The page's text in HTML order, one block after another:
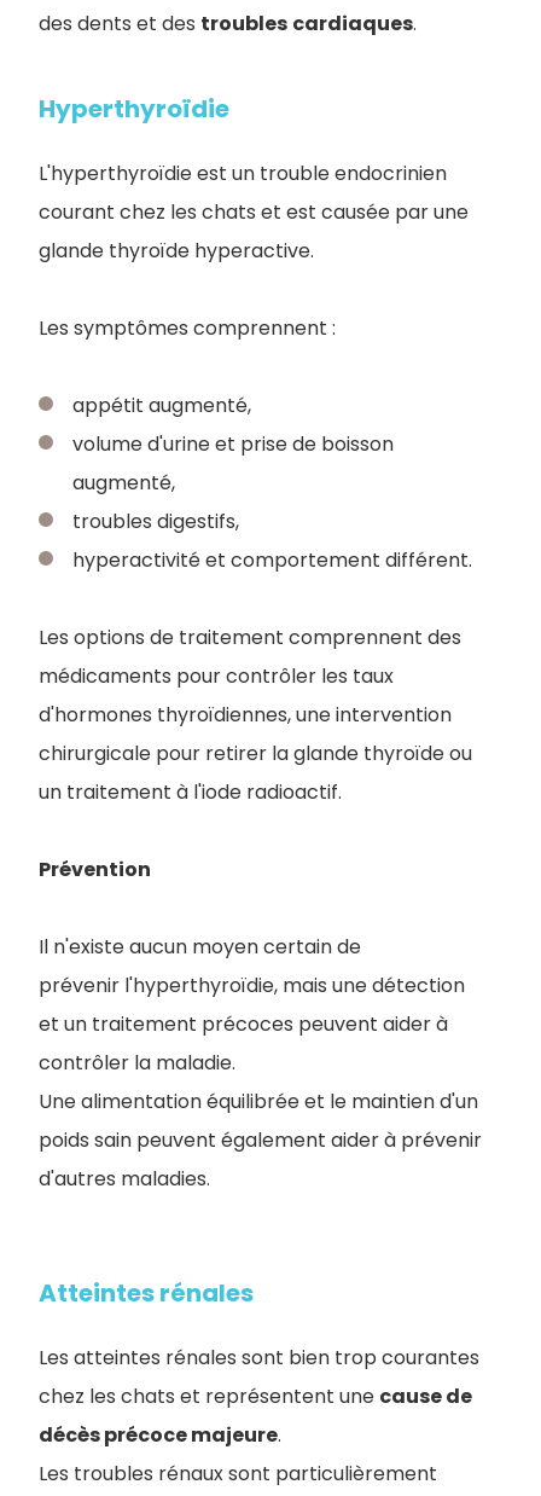
des dents et des troubles cardiaques.
Hyperthyroïdie
L'hyperthyroïdie est un trouble endocrinien
courant chez les chats et est causée par une
glande thyroïde hyperactive.
Les symptômes comprennent :
appétit augmenté,
volume d'urine et prise de boisson
augmenté,
troubles digestifs,
hyperactivité et comportement différent.
Les options de traitement comprennent des
médicaments pour contrôler les taux
d'hormones thyroïdiennes, une intervention
chirurgicale pour retirer la glande thyroïde ou
un traitement à l'iode radioactif.
Prévention
Il n'existe aucun moyen certain de
prévenir l'hyperthyroïdie, mais une détection
et un traitement précoces peuvent aider à
contrôler la maladie.
Une alimentation équilibrée et le maintien d'un
poids sain peuvent également aider à prévenir
d'autres maladies.
Atteintes rénales
Les atteintes rénales sont bien trop courantes
chez les chats et représentent une cause de
décès précoce majeure.
Les troubles rénaux sont particulièrement